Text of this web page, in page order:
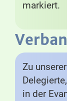
markiert.
Zu
in der